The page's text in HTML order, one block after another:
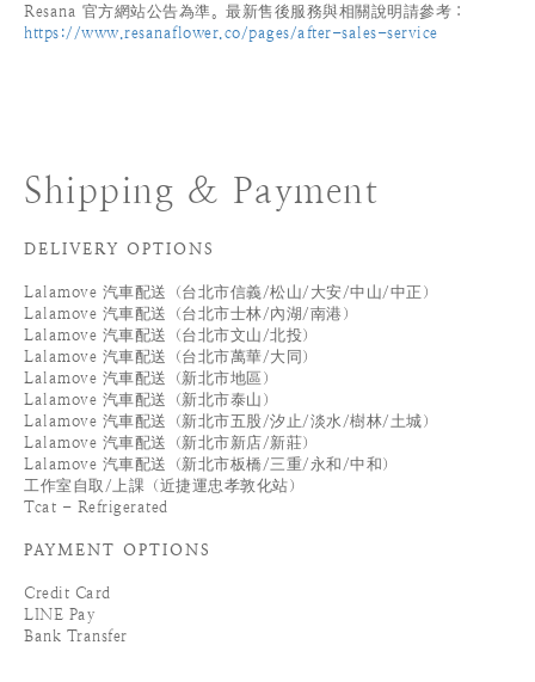
Resana 官方網站公告為準。最新售後服務與相關說明請參考：
https://www.resanaflower.co/pages/after-sales-service
Shipping & Payment
DELIVERY OPTIONS
Lalamove 汽車配送（台北市信義/松山/大安/中山/中正）
Lalamove 汽車配送（台北市士林/內湖/南港）
Lalamove 汽車配送（台北市文山/北投）
Lalamove 汽車配送（台北市萬華/大同）
Lalamove 汽車配送（新北市地區）
Lalamove 汽車配送（新北市泰山）
Lalamove 汽車配送（新北市五股/汐止/淡水/樹林/土城）
Lalamove 汽車配送（新北市新店/新莊）
Lalamove 汽車配送（新北市板橋/三重/永和/中和）
工作室自取/上課（近捷運忠孝敦化站）
Tcat - Refrigerated
PAYMENT OPTIONS
Credit Card
LINE Pay
Bank Transfer